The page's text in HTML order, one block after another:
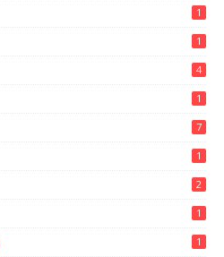
1
1
4
1
7
1
2
1
1